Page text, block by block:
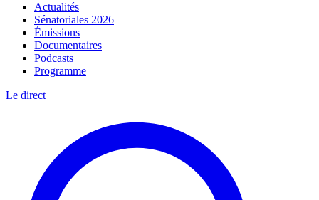
Actualités
Sénatoriales 2026
Émissions
Documentaires
Podcasts
Programme
Le direct